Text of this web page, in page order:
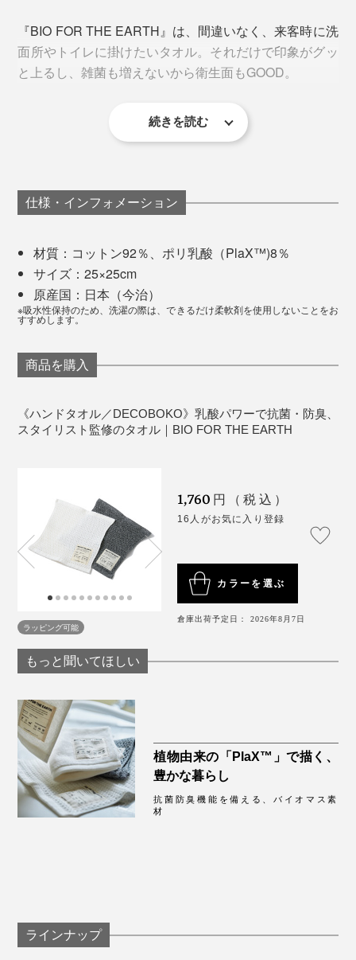
もちろん汚れは残るので、使用都度の洗濯をおすすめし
ますが、1日に何度も手を拭いたり、汗をぬぐうための
「ハンドタオル」には最適。速乾性も高く、安心して使
「PlaX™」について詳しくはこちら＞＞
ブランドタグは、コンセプトや素材説明、洗濯絵表示を
デザインの一部に昇華。目にする度に「モノを大切に使
うこと」「環境に配慮すること」に思いを馳せることの
タオルが視界に入る度、肌にふれる度、気持ちが一段ア
のタオルたちの「いいとこ取り」と「もっとこうだった
らいいのに」を叶えるべく、議論と試作を重ねて、イメ
ージを共有。
できあがったタオルは、色・厚み・肌ざわり・耐久性、
すべてがイメージ通り。小山田さんの理想がカタチにな
もちろん、品質は今治クオリティー。1cm角のタオル片
か、脱毛率や耐久性など、厳しい基準をクリアしていま
す。
的確なディレクションと、専門メーカーならではの知見
と技術、2方向のプロフェッショナルがうまく噛み合
い、「PlaX™」のポテンシャルが最大限に活かされ、感
度の高いタオルが完成しました。
し。生分解性プラスチックを使用した、ジップ付きパッ
『BIO FOR THE EARTH』は、間違いなく、来客時に洗
面所やトイレに掛けたいタオル。それだけで印象がグッ
と上るし、雑菌も増えないから衛生面もGOOD。
個人的には、ワッフル地「DECOBOKO」のフェイスタ
ってくれるので、家族で使っても気持ちよく拭けるし、
タオル掛けでいちいち整えなくてもピシッとしていてく
ちなみに、使い始める前の新品と5回洗濯後の厚みを比
べた写真がこちら。それぞれ4つ折りの状態です。
続きを読む
仕様・インフォメーション
材質：コットン92％、ポリ乳酸（PlaX™)8％
サイズ：25×25cm
原産国：日本（今治）
※吸水性保持のため、洗濯の際は、できるだけ柔軟剤を使用しないことをお
すすめします。
商品を購入
《ハンドタオル／DECOBOKO》乳酸パワーで抗菌・防臭、
スタイリスト監修のタオル｜BIO FOR THE EARTH
ラッピング可能
1,760 円（税込）
16人がお気に入り登録
カラーを選ぶ
倉庫出荷予定日： 2026年8月7日
もっと聞いてほしい
植物由来の「PlaX™」で描く、
豊かな暮らし
抗菌防臭機能を備える、バイオマス素
材
ラインナップ